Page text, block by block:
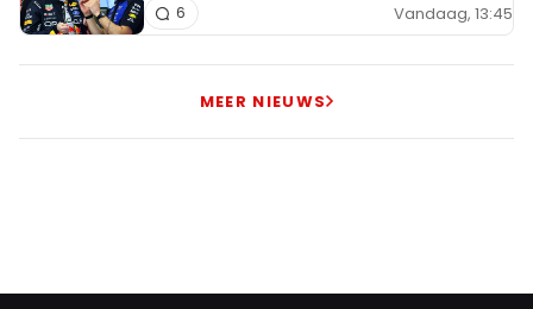
Vandaag, 13:45
6
MEER NIEUWS